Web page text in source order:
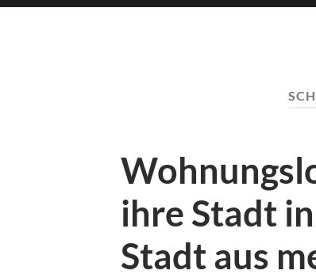
ihre Stadt
Stadt aus